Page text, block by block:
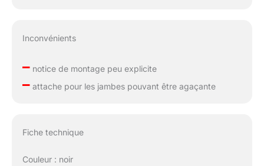
Inconvénients
–notice de montage peu explicite
–attache pour les jambes pouvant être agaçante
Fiche technique
Couleur : noir